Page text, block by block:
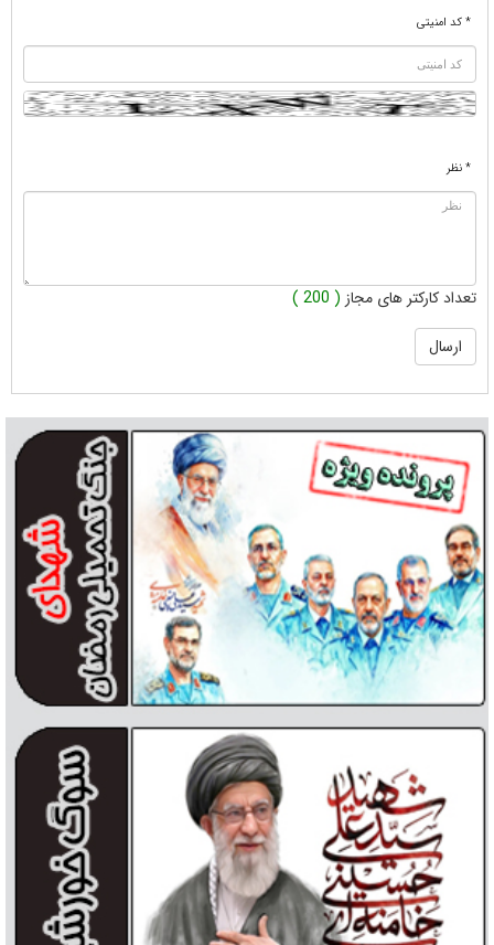
* کد امنیتی
* نظر
تعداد کارکتر های مجاز ( 200 )